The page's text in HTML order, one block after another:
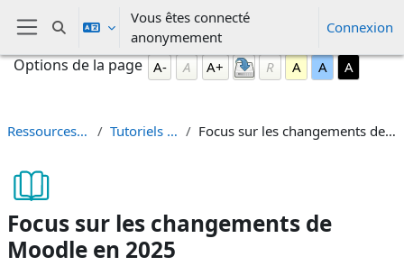
Passer au contenu principal
Panneau latéral
Activer/désactiver la saisie de recherche
Vous êtes connecté
anonymement
Connexion
Blocs
Passer Options de la page
Options de la page A- A A+ R A A A
Ressources Moodle Tutoriels Moodle Focus sur les changements de Moodle en 2025
Focus sur les changements de
Moodle en 2025